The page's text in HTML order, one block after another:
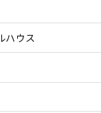
ハウス